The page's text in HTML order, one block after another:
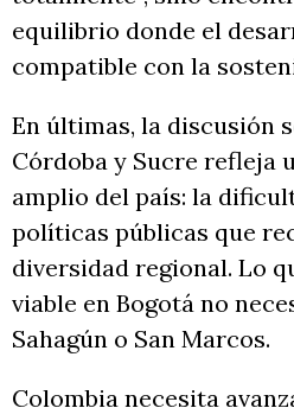
equilibrio donde el
compatible con la
En últimas, la discusión
Córdoba y Sucre refleja
amplio del país: la
políticas públicas que
diversidad regional. Lo
viable en Bogotá no
Sahagún o San Marcos.
Colombia necesita